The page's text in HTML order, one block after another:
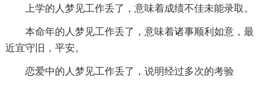
上学的人梦见工作丢了，意味着成绩不佳未能录取。
本命年的人梦见工作丢了，意味着诸事顺利如意，最
近宜守旧，平安。
恋爱中的人梦见工作丢了，说明经过多次的考验